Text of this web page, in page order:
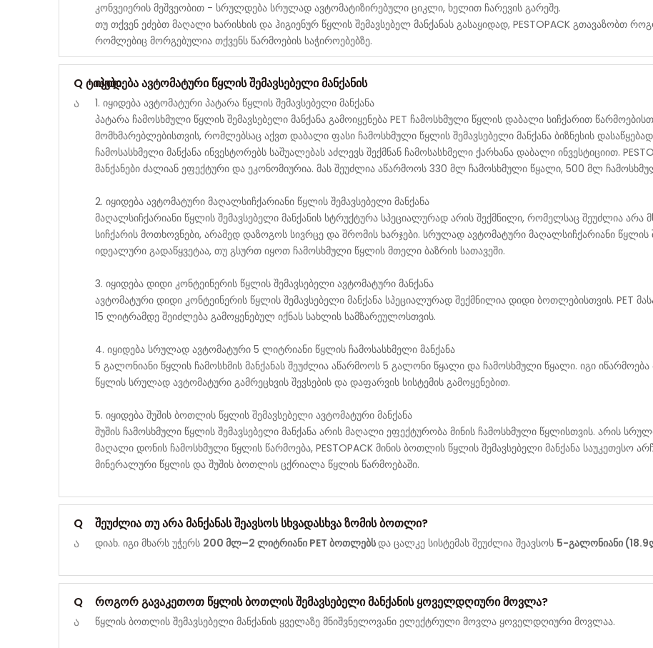
კონვეიერის მეშვეობით - სრულდება სრულად ავტომატიზირებული ციკლი, ხელით ჩარევის გარეშე.
თუ თქვენ ეძებთ მაღალი ხარისხის და ჰიგიენურ წყლის შემავსებელ მანქანას გასაყიდად, PESTOPACK გთავაზობთ
რომლებიც მორგებულია თქვენს წარმოების საჭიროებებზე.
Q ტიპები
იყიდება ავტომატური წყლის შემავსებელი მანქანის
ა
1. იყიდება ავტომატური პატარა წყლის შემავსებელი მანქანა
პატარა ჩამოსხმული წყლის შემავსებელი მანქანა გამოიყენება PET ჩამოსხმული წყლის დაბალი სიჩქარით
მომხმარებლებისთვის, რომლებსაც აქვთ დაბალი ფასი ჩამოსხმული წყლის შემავსებელი მანქანა ბიზნესის
ჩამოსასხმელი მანქანა ინვესტორებს საშუალებას აძლევს შექმნან ჩამოსასხმელი ქარხანა დაბალი ინვესტიციით.
მანქანები ძალიან ეფექტური და ეკონომიურია. მას შეუძლია აწარმოოს 330 მლ ჩამოსხმული წყალი, 500 მლ
2. იყიდება ავტომატური მაღალსიჩქარიანი წყლის შემავსებელი მანქანა
მაღალსიჩქარიანი წყლის შემავსებელი მანქანის სტრუქტურა სპეციალურად არის შექმნილი, რომელსაც შეუძლია
სიჩქარის მოთხოვნები, არამედ დაზოგოს სივრცე და შრომის ხარჯები. სრულად ავტომატური მაღალსიჩქარიანი წყლის
იდეალური გადაწყვეტაა, თუ გსურთ იყოთ ჩამოსხმული წყლის მთელი ბაზრის სათავეში.
3. იყიდება დიდი კონტეინერის წყლის შემავსებელი ავტომატური მანქანა
ავტომატური დიდი კონტეინერის წყლის შემავსებელი მანქანა სპეციალურად შექმნილია დიდი ბოთლებისთვის.
15 ლიტრამდე შეიძლება გამოყენებულ იქნას სახლის სამზარეულოსთვის.
4. იყიდება სრულად ავტომატური 5 ლიტრიანი წყლის ჩამოსასხმელი მანქანა
5 გალონიანი წყლის ჩამოსხმის მანქანას შეუძლია აწარმოოს 5 გალონი წყალი და ჩამოსხმული წყალი. იგი
წყლის სრულად ავტომატური გამრეცხვის შევსების და დაფარვის სისტემის გამოყენებით.
5. იყიდება შუშის ბოთლის წყლის შემავსებელი ავტომატური მანქანა
შუშის ჩამოსხმული წყლის შემავსებელი მანქანა არის მაღალი ეფექტურობა მინის ჩამოსხმული წყლისთვის. არის
მაღალი დონის ჩამოსხმული წყლის წარმოება, PESTOPACK მინის ბოთლის წყლის შემავსებელი მანქანა საუკეთესო
მინერალური წყლის და შუშის ბოთლის ცქრიალა წყლის წარმოებაში.
Q
შეუძლია თუ არა მანქანას შეავსოს სხვადასხვა ზომის ბოთლი?
ა
დიახ. იგი მხარს უჭერს 200 მლ–2 ლიტრიანი PET ბოთლებსდა ცალკე სისტემას შეუძლია შეავსოს 5-გალონიანი
Q
როგორ გავაკეთოთ წყლის ბოთლის შემავსებელი მანქანის ყოველდღიური მოვლა?
ა
წყლის ბოთლის შემავსებელი მანქანის ყველაზე მნიშვნელოვანი ელექტრული მოვლა ყოველდღიური მოვლაა.